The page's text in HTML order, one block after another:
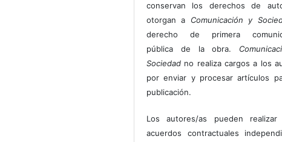
conservan los derechos de
otorgan a Comunicación y
derecho de primera
pública de la obra.
Sociedad no realiza cargos a los
por enviar y procesar artículos
publicación.
Los autores/as pueden realizar
acuerdos contractuales